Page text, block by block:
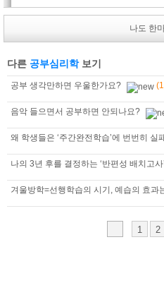
나도 한
다른 공부심리학보기
공부 생각만하면 우울한가요?
음악 들으면서 공부하면 안되나요?
왜 학생들은 ‘주간완전학습’에 번번히 실
나의 3년 후를 결정하는 ‘반편성 배치고사
겨울방학=선행학습의 시기, 예습의 효과
1 2